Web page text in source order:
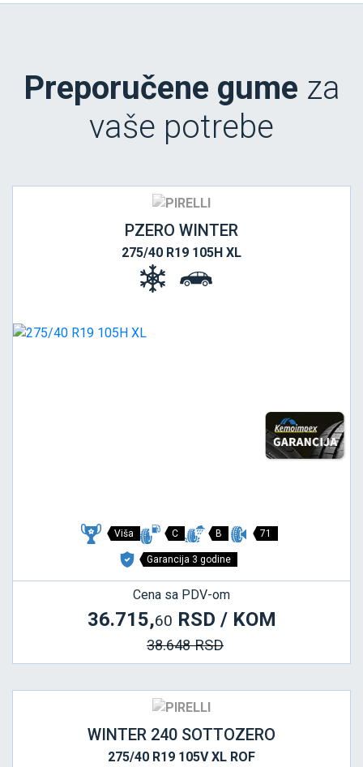
Preporučene gume za
vaše potrebe
PZERO WINTER
275/40 R19 105H XL
Viša C B 71
Garancija 3 godine
Cena sa PDV-om
36.715,60 RSD / KOM
38.648 RSD
WINTER 240 SOTTOZERO
275/40 R19 105V XL ROF